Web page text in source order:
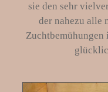
sie den sehr
der nahezu alle